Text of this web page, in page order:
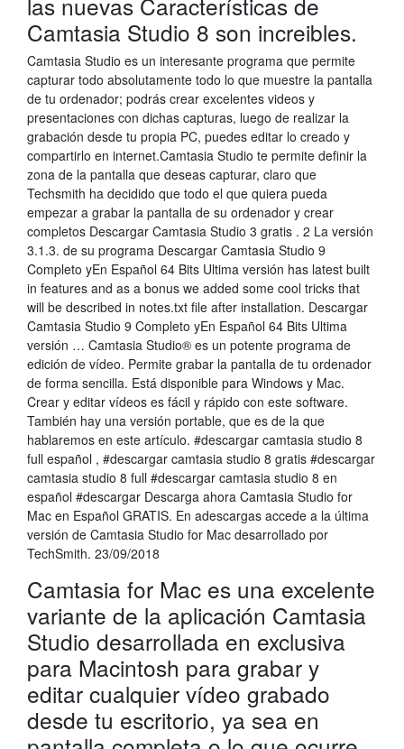
Camtasia Studio 8 son increibles.
Camtasia Studio es un interesante programa que permite
capturar todo absolutamente todo lo que muestre la pantalla
de tu ordenador; podrás crear excelentes videos y
presentaciones con dichas capturas, luego de realizar la
grabación desde tu propia PC, puedes editar lo creado y
compartirlo en internet.Camtasia Studio te permite definir la
zona de la pantalla que deseas capturar, claro que
Techsmith ha decidido que todo el que quiera pueda
empezar a grabar la pantalla de su ordenador y crear
completos Descargar Camtasia Studio 3 gratis . 2 La versión
3.1.3. de su programa Descargar Camtasia Studio 9
Completo yEn Español 64 Bits Ultima versión has latest built
in features and as a bonus we added some cool tricks that
will be described in notes.txt file after installation. Descargar
Camtasia Studio 9 Completo yEn Español 64 Bits Ultima
versión … Camtasia Studio® es un potente programa de
edición de vídeo. Permite grabar la pantalla de tu ordenador
de forma sencilla. Está disponible para Windows y Mac.
Crear y editar vídeos es fácil y rápido con este software.
También hay una versión portable, que es de la que
hablaremos en este artículo. #descargar camtasia studio 8
full español , #descargar camtasia studio 8 gratis #descargar
camtasia studio 8 full #descargar camtasia studio 8 en
español #descargar Descarga ahora Camtasia Studio for
Mac en Español GRATIS. En adescargas accede a la última
versión de Camtasia Studio for Mac desarrollado por
TechSmith. 23/09/2018
Camtasia for Mac es una excelente
variante de la aplicación Camtasia
Studio desarrollada en exclusiva
para Macintosh para grabar y
editar cualquier vídeo grabado
desde tu escritorio, ya sea en